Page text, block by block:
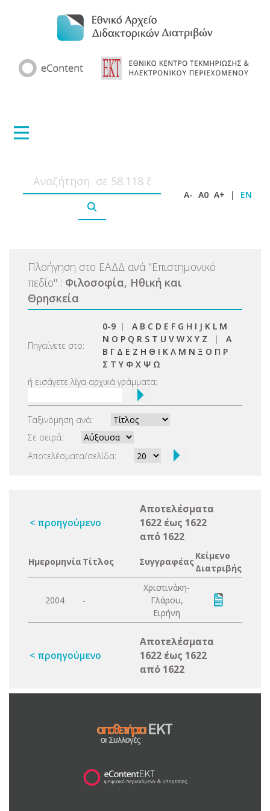
A- A0 A+ | EN
Πλοήγηση στο ΕΑΔΔ ανά "Επιστημονικό
πεδίο" : Φιλοσοφία, Ηθική και
Θρησκεία
Πηγαίνετε στο:
0-9 | A B C D E F G H I J K L M
N O P Q R S T U V W X Y Z | Α
Β Γ Δ Ε Ζ Η Θ Ι Κ Λ Μ Ν Ξ Ο Π Ρ
Σ Τ Υ Φ Χ Ψ Ω
ή εισάγετε λίγα αρχικά γράμματα:
Ταξινόμηση ανά:
Σε σειρά:
Αποτελέσματα/σελίδα:
< προηγούμενο
Αποτελέσματα
1622 έως 1622
από 1622
Ημερομηνία Τίτλος Συγγραφέας
Κείμενο
Διατριβής
2004 -
Χριστινάκη-
Γλάρου,
Ειρήνη
< προηγούμενο
Αποτελέσματα
1622 έως 1622
από 1622